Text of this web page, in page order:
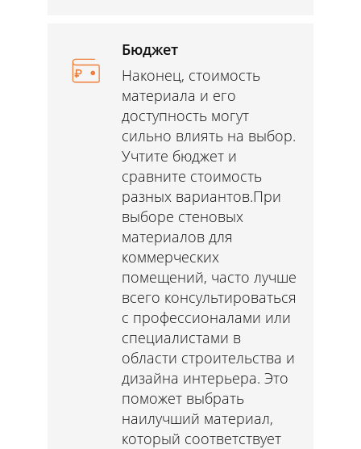
Бюджет
Наконец, стоимость
материала и его
доступность могут
сильно влиять на выбор.
Учтите бюджет и
сравните стоимость
разных вариантов.При
выборе стеновых
материалов для
коммерческих
помещений, часто лучше
всего консультироваться
с профессионалами или
специалистами в
области строительства и
дизайна интерьера. Это
поможет выбрать
наилучший материал,
который соответствует